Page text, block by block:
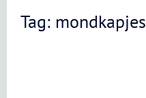
Tag: mondkapjes